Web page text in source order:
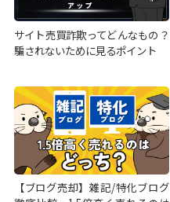
サイト売買詐欺ってどんなもの？
騙されないために見るポイント
【ブログ売却】雑記/特化ブログ